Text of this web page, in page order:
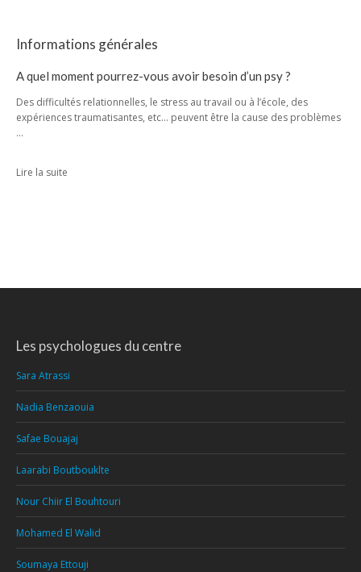
Informations générales
A quel moment pourrez-vous avoir besoin d’un psy ?
Des difficultés relationnelles, le stress au travail ou à l’école, des
expériences traumatisantes, etc… peuvent être la cause des problèmes
…
Lire la suite
Les psychologues du centre
Sara Atrassi
Nadia Benzaouia
Safae Bouajaj
Laarabi Boutbouklte
Nour Chiir El Bouhtouri
Mohamed El Walid
Soumaya Ettouji